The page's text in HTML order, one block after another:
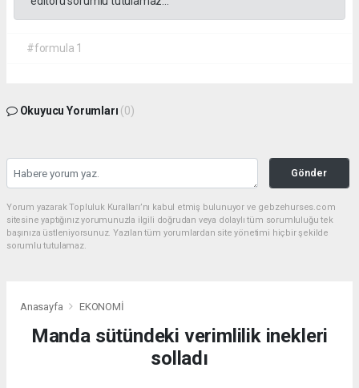
#formula 1
Okuyucu Yorumları (0)
Gönder
Yorum yazarak Topluluk Kuralları’nı kabul etmiş bulunuyor ve gebzehurses.com
sitesine yaptığınız yorumunuzla ilgili doğrudan veya dolaylı tüm sorumluluğu tek
başınıza üstleniyorsunuz. Yazılan tüm yorumlardan site yönetimi hiçbir şekilde
sorumlu tutulamaz.
Anasayfa EKONOMİ
Manda sütündeki verimlilik inekleri
solladı